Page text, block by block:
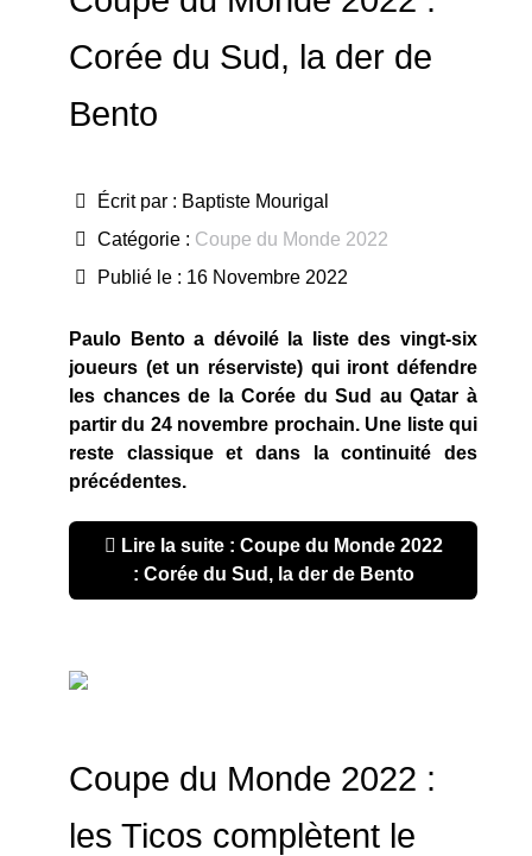
Corée du Sud, la der de
Bento
Écrit par : Baptiste Mourigal
Catégorie : Coupe du Monde 2022
Publié le : 16 Novembre 2022
Paulo Bento a dévoilé la liste des vingt-six
joueurs (et un réserviste) qui iront défendre
les chances de la Corée du Sud au Qatar à
partir du 24 novembre prochain. Une liste qui
reste classique et dans la continuité des
précédentes.
Lire la suite : Coupe du Monde 2022
: Corée du Sud, la der de Bento
Coupe du Monde 2022 :
les Ticos complètent le